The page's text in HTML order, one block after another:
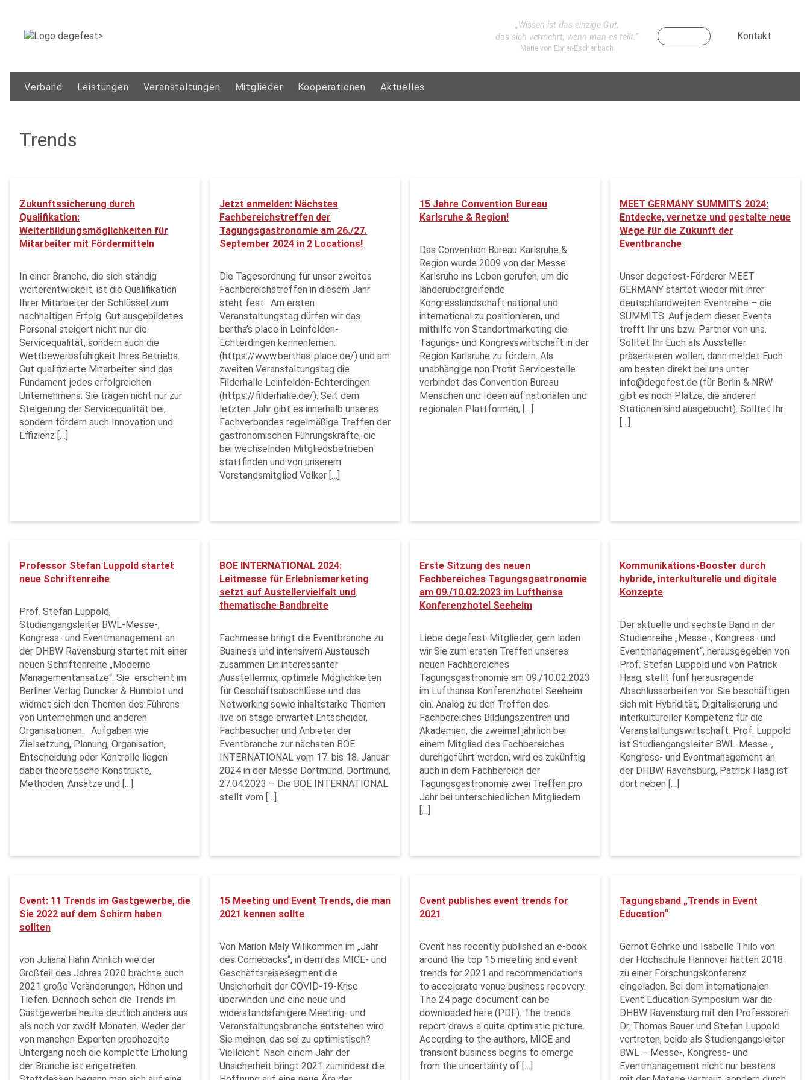
„Wissen ist das einzige Gut,
das sich vermehrt, wenn man es teilt.“
Marie von Ebner-Eschenbach
Kontakt
Verband Leistungen Veranstaltungen Mitglieder Kooperationen Aktuelles
Trends
Zukunftssicherung durch
Qualifikation:
Weiterbildungsmöglichkeiten für
Mitarbeiter mit Fördermitteln
In einer Branche, die sich ständig
weiterentwickelt, ist die Qualifikation
Ihrer Mitarbeiter der Schlüssel zum
nachhaltigen Erfolg. Gut ausgebildetes
Personal steigert nicht nur die
Servicequalität, sondern auch die
Wettbewerbsfähigkeit Ihres Betriebs.
Gut qualifizierte Mitarbeiter sind das
Fundament jedes erfolgreichen
Unternehmens. Sie tragen nicht nur zur
Steigerung der Servicequalität bei,
sondern fördern auch Innovation und
Effizienz […]
Jetzt anmelden: Nächstes
Fachbereichstreffen der
Tagungsgastronomie am 26./27.
September 2024 in 2 Locations!
Die Tagesordnung für unser zweites
Fachbereichstreffen in diesem Jahr
steht fest. Am ersten
Veranstaltungstag dürfen wir das
bertha’s place in Leinfelden-
Echterdingen kennenlernen.
(https://www.berthas-place.de/) und am
zweiten Veranstaltungstag die
Filderhalle Leinfelden-Echterdingen
(https://filderhalle.de/). Seit dem
letzten Jahr gibt es innerhalb unseres
Fachverbandes regelmäßige Treffen der
gastronomischen Führungskräfte, die
bei wechselnden Mitgliedsbetrieben
stattfinden und von unserem
Vorstandsmitglied Volker […]
15 Jahre Convention Bureau
Karlsruhe & Region!
Das Convention Bureau Karlsruhe &
Region wurde 2009 von der Messe
Karlsruhe ins Leben gerufen, um die
länderübergreifende
Kongresslandschaft national und
international zu positionieren, und
mithilfe von Standortmarketing die
Tagungs- und Kongresswirtschaft in der
Region Karlsruhe zu fördern. Als
unabhängige non Profit Servicestelle
verbindet das Convention Bureau
Menschen und Ideen auf nationalen und
regionalen Plattformen, […]
MEET GERMANY SUMMITS 2024:
Entdecke, vernetze und gestalte neue
Wege für die Zukunft der
Eventbranche
Unser degefest-Förderer MEET
GERMANY startet wieder mit ihrer
deutschlandweiten Eventreihe – die
SUMMITS. Auf jedem dieser Events
trefft Ihr uns bzw. Partner von uns.
Solltet Ihr Euch als Aussteller
präsentieren wollen, dann meldet Euch
am besten direkt bei uns unter
info@degefest.de (für Berlin & NRW
gibt es noch Plätze, die anderen
Stationen sind ausgebucht). Solltet Ihr
[…]
Professor Stefan Luppold startet
neue Schriftenreihe
Prof. Stefan Luppold,
Studiengangsleiter BWL-Messe-,
Kongress- und Eventmanagement an
der DHBW Ravensburg startet mit einer
neuen Schriftenreihe „Moderne
Managementansätze“. Sie erscheint im
Berliner Verlag Duncker & Humblot und
widmet sich den Themen des Führens
von Unternehmen und anderen
Organisationen. Aufgaben wie
Zielsetzung, Planung, Organisation,
Entscheidung oder Kontrolle liegen
dabei theoretische Konstrukte,
Methoden, Ansätze und […]
BOE INTERNATIONAL 2024:
Leitmesse für Erlebnismarketing
setzt auf Austellervielfalt und
thematische Bandbreite
Fachmesse bringt die Eventbranche zu
Business und intensivem Austausch
zusammen Ein interessanter
Ausstellermix, optimale Möglichkeiten
für Geschäftsabschlüsse und das
Networking sowie inhaltstarke Themen
live on stage erwartet Entscheider,
Fachbesucher und Anbieter der
Eventbranche zur nächsten BOE
INTERNATIONAL vom 17. bis 18. Januar
2024 in der Messe Dortmund. Dortmund,
27.04.2023 – Die BOE INTERNATIONAL
stellt vom […]
Erste Sitzung des neuen
Fachbereiches Tagungsgastronomie
am 09./10.02.2023 im Lufthansa
Konferenzhotel Seeheim
Liebe degefest-Mitglieder, gern laden
wir Sie zum ersten Treffen unseres
neuen Fachbereiches
Tagungsgastronomie am 09./10.02.2023
im Lufthansa Konferenzhotel Seeheim
ein. Analog zu den Treffen des
Fachbereiches Bildungszentren und
Akademien, die zweimal jährlich bei
einem Mitglied des Fachbereiches
durchgeführt werden, wird es zukünftig
auch in dem Fachbereich der
Tagungsgastronomie zwei Treffen pro
Jahr bei unterschiedlichen Mitgliedern
[…]
Kommunikations-Booster durch
hybride, interkulturelle und digitale
Konzepte
Der aktuelle und sechste Band in der
Studienreihe „Messe-, Kongress- und
Eventmanagement“, herausgegeben von
Prof. Stefan Luppold und von Patrick
Haag, stellt fünf herausragende
Abschlussarbeiten vor. Sie beschäftigen
sich mit Hybridität, Digitalisierung und
interkultureller Kompetenz für die
Veranstaltungswirtschaft. Prof. Luppold
ist Studiengangsleiter BWL-Messe-,
Kongress- und Eventmanagement an
der DHBW Ravensburg, Patrick Haag ist
dort neben […]
Cvent: 11 Trends im Gastgewerbe, die
Sie 2022 auf dem Schirm haben
sollten
von Juliana Hahn Ähnlich wie der
Großteil des Jahres 2020 brachte auch
2021 große Veränderungen, Höhen und
Tiefen. Dennoch sehen die Trends im
Gastgewerbe heute deutlich anders aus
als noch vor zwölf Monaten. Weder der
von manchen Experten prophezeite
Untergang noch die komplette Erholung
der Branche ist eingetreten.
15 Meeting und Event Trends, die man
2021 kennen sollte
Von Marion Maly Willkommen im „Jahr
des Comebacks“, in dem das MICE- und
Geschäftsreisesegment die
Unsicherheit der COVID-19-Krise
überwinden und eine neue und
widerstandsfähigere Meeting- und
Veranstaltungsbranche entstehen wird.
Sie meinen, das sei zu optimistisch?
Vielleicht. Nach einem Jahr der
Unsicherheit bringt 2021 zumindest die
Cvent publishes event trends for
2021
Cvent has recently published an e-book
around the top 15 meeting and event
trends for 2021 and recommendations
to accelerate venue business recovery.
The 24 page document can be
downloaded here (PDF). The trends
report draws a quite optimistic picture.
According to the authors, MICE and
transient business begins to emerge
from the uncertainty of […]
Tagungsband „Trends in Event
Education“
Gernot Gehrke und Isabelle Thilo von
der Hochschule Hannover hatten 2018
zu einer Forschungskonferenz
eingeladen. Bei dem internationalen
Event Education Symposium war die
DHBW Ravensburg mit den Professoren
Dr. Thomas Bauer und Stefan Luppold
vertreten, beide als Studiengangsleiter
BWL – Messe-, Kongress- und
Eventmanagement nicht nur bestens